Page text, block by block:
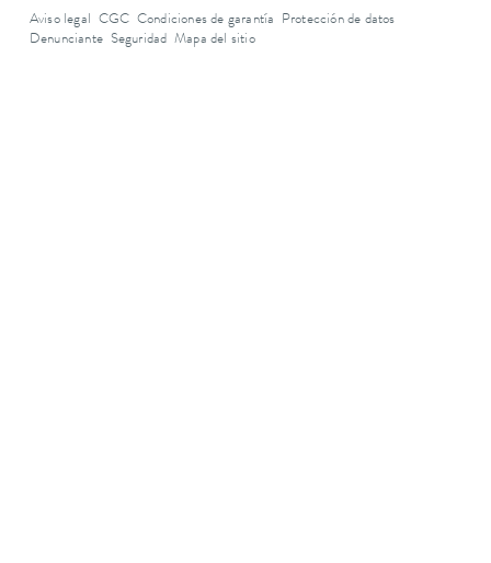
Aviso legal CGC Condiciones de garantía
Protección de datos
Denunciante Seguridad Mapa del sitio